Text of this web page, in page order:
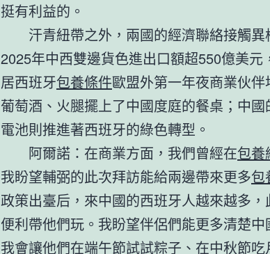
挺有利益的。
汗青紐帶之外，兩國的經濟聯絡接觸異
2025年中西雙邊貨色進出口額超550億美
居西班牙包養條件歐盟外第一年夜商業伙伴
葡萄酒、火腿擺上了中國度庭的餐桌；中
電池則推進著西班牙的綠色轉型。
阿爾諾：在商業方面，我們曾經在包養
我盼望輔弼的此次拜訪能給兩邊帶來更多包
政策出臺后，來中國的西班牙人越來越多
便利帶他們玩。我盼望伴侶們能更多清楚中
我會讓他們在端午節試試粽子、在中秋節